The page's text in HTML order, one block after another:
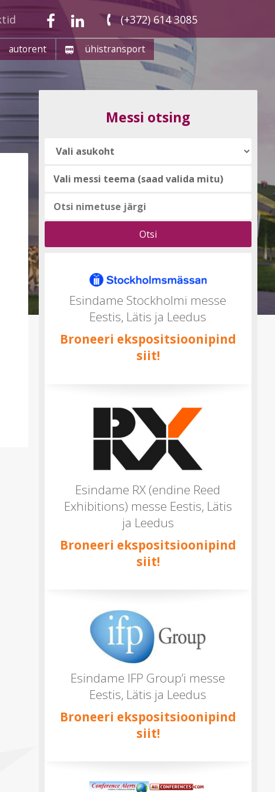
(+372) 614 3085
autorent ühistransport
Messi otsing
Vali
teema
Esindame Stockholmi messe
Eestis, Lätis ja Leedus
Broneeri ekspositsioonipind
siit!
Esindame RX (endine Reed
Exhibitions) messe Eestis, Lätis
ja Leedus
Broneeri ekspositsioonipind
siit!
Esindame IFP Group’i messe
Eestis, Lätis ja Leedus
Broneeri ekspositsioonipind
siit!